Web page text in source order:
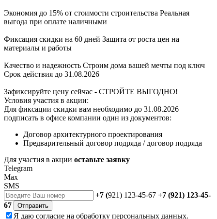
Экономия до 15% от стоимости строительства Реальная
выгода при оплате наличными
Фиксация скидки на 60 дней Защита от роста цен на
материалы и работы
Качество и надежность Строим дома вашей мечты под ключ
Срок действия до 31.08.2026
Зафиксируйте цену сейчас - СТРОЙТЕ ВЫГОДНО!
Условия участия в акции:
Для фиксации скидки вам необходимо до 31.08.2026
подписать в офисе компании один из документов:
Договор архитектурного проектирования
Предварительный договор подряда / договор подряда
Для участия в акции оставьте заявку
Telegram
Max
SMS
+7 (921) 123-45-67 +7 (921) 123-45-
67
Отправить
Я даю согласие на обработку персональных данных.